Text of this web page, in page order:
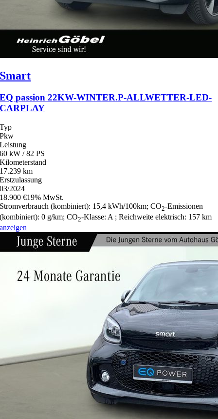
Smart
EQ passion 22KW-WINTER.P-ALLWETTER-LED-
CARPLAY
Typ
Pkw
Leistung
60 kW / 82 PS
Kilometerstand
17.239 km
Erstzulassung
03/2024
18.900 €19% MwSt.
Stromverbrauch (kombiniert): 15,4 kWh/100km;CO2-Emissionen
(kombiniert):0 g/km;CO2-Klasse: A ;Reichweite elektrisch: 157 km
anzeigen